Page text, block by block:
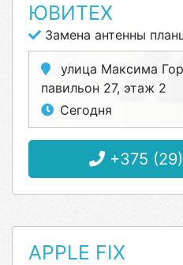
ЮВИТЕХ
Замена антенны
улица Максима
павильон 27, этаж 2
Сегодня
+375
APPLE FIX